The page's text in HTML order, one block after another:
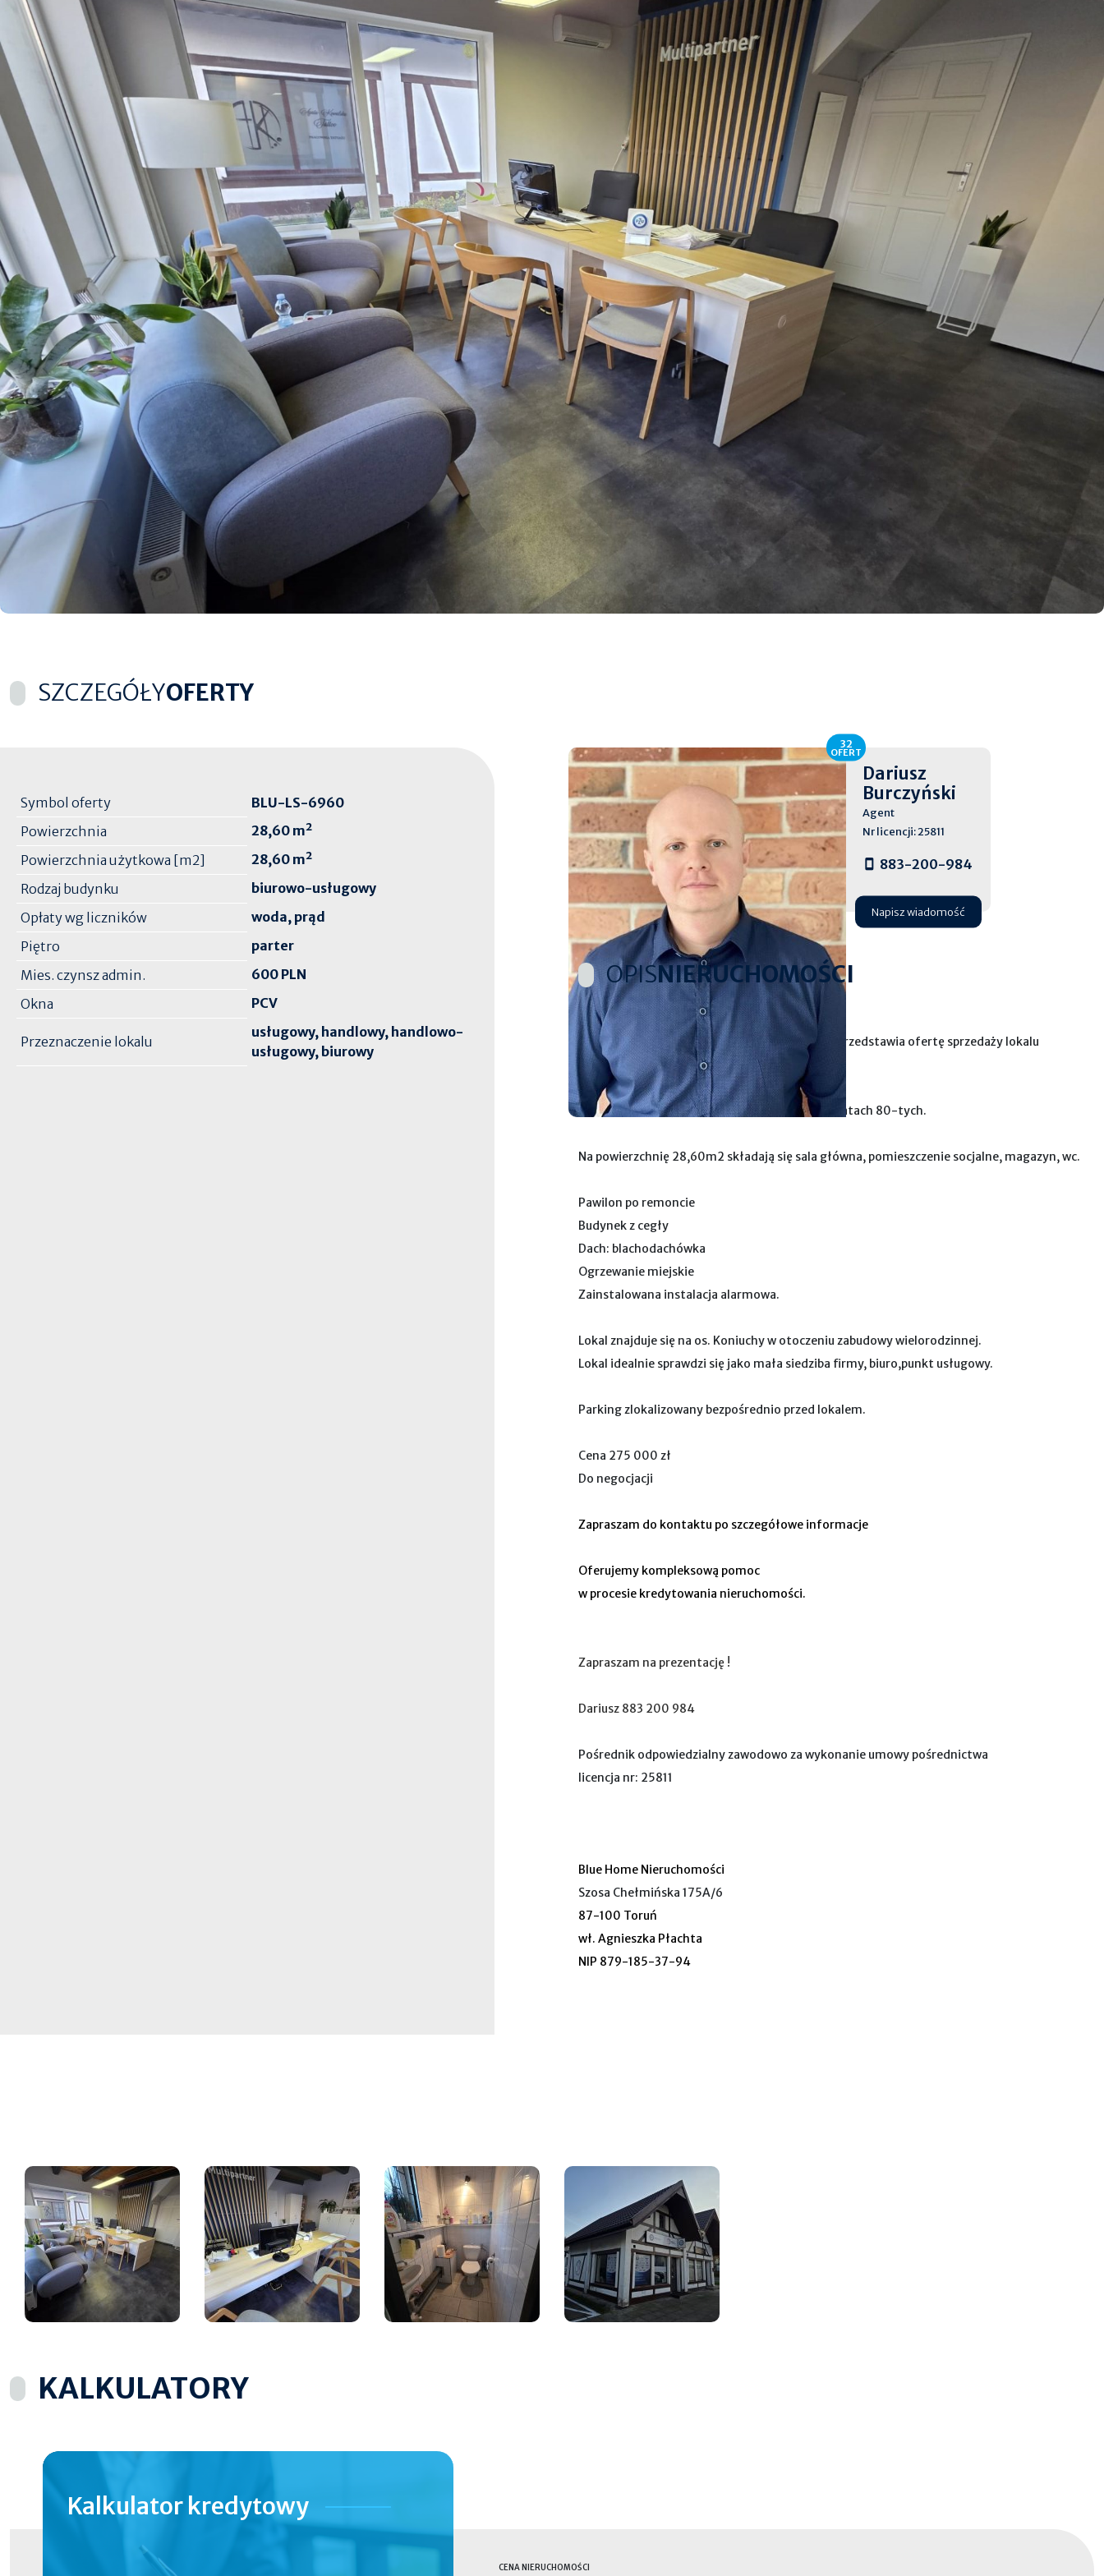
SZCZEGÓŁYOFERTY
Symbol oferty
BLU-LS-6960
Powierzchnia
28,60 m²
Powierzchnia użytkowa [m2]
28,60 m²
Rodzaj budynku
biurowo-usługowy
Opłaty wg liczników
woda, prąd
Piętro
parter
Mies. czynsz admin.
600 PLN
Okna
PCV
Przeznaczenie lokalu
usługowy, handlowy, handlowo-
usługowy, biurowy
Dariusz
Burczyński
Agent
Nr licencji: 25811
883-200-984
Napisz wiadomość
32
OFERT
OPISNIERUCHOMOŚCI
Biuro pośrednictwa nieruchomości Blue Home przedstawia ofertę sprzedaży lokalu
usługowego zlokalizowanego na Koniuchach.
Lokal znajduje się w budynku wybudowanym w latach 80-tych.
Na powierzchnię 28,60m2 składają się sala główna, pomieszczenie socjalne, magazyn, wc.
Pawilon po remoncie
Budynek z cegły
Dach: blachodachówka
Ogrzewanie miejskie
Zainstalowana instalacja alarmowa.
Lokal znajduje się na os. Koniuchy w otoczeniu zabudowy wielorodzinnej.
Lokal idealnie sprawdzi się jako mała siedziba firmy, biuro,punkt usługowy.
Parking zlokalizowany bezpośrednio przed lokalem.
Cena 275 000 zł
Do negocjacji
Zapraszam do kontaktu po szczegółowe informacje
Oferujemy kompleksową pomoc
w procesie kredytowania nieruchomości.
Zapraszam na prezentację !
Dariusz 883 200 984
Pośrednik odpowiedzialny zawodowo za wykonanie umowy pośrednictwa
licencja nr: 25811
Blue Home Nieruchomości
Szosa Chełmińska 175A/6
87-100 Toruń
wł. Agnieszka Płachta
NIP 879-185-37-94
KALKULATORY
Kalkulator kredytowy
CENA NIERUCHOMOŚCI